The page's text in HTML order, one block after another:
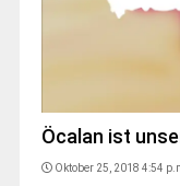
Öcalan ist
Oktober 25, 2018 4:54